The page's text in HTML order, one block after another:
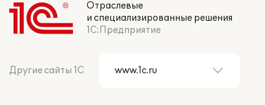
Отраслевые
и специализированные решения
1С:Предприятие
Другие сайты 1С